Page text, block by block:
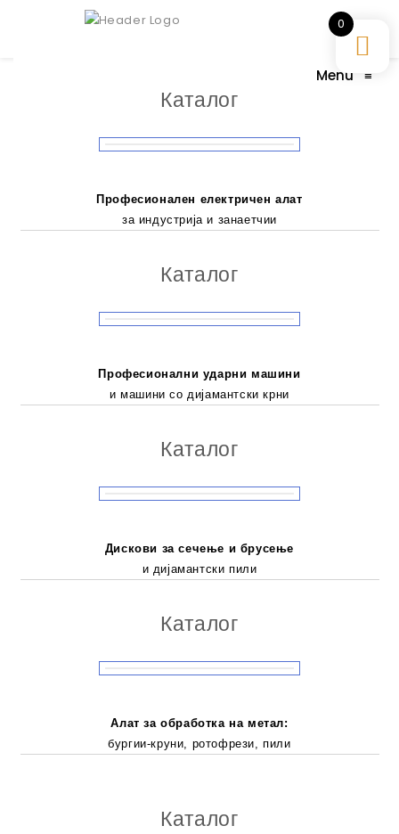
Menu ≡
Каталог
Професионален електричен алат
за индустрија и занаетчии
Каталог
Професионални ударни машини
и машини со дијамантски крни
Каталог
Дискови за сечење и брусење
и дијамантски пили
Каталог
Алат за обработка на метал:
бургии-круни, ротофрези, пили
Каталог
0